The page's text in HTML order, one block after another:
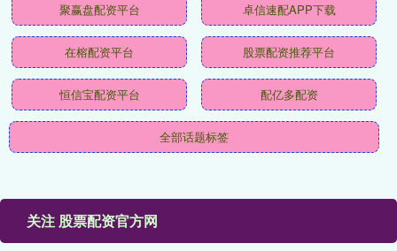
聚赢盘配资平台 卓信速配APP下载
在榕配资平台 股票配资推荐平台
恒信宝配资平台 配亿多配资
全部话题标签
关注 股票配资官方网